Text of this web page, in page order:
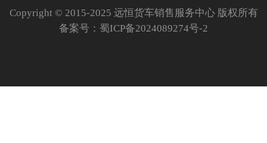
Copyright © 2015-2025 远恒货车销售服务中心 版权所有
备案号： 蜀ICP备2024089274号-2